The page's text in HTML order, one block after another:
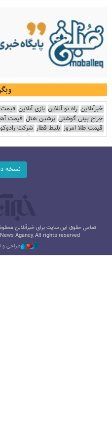
خبرآنلاین راه نو آنلاین بازی آنلاین قیمت
جراح بینی گوشتی پرشین هتل قیمت
قیمت طلا امروز بلیط قطار شرکت رادوکو
نسخه
تمامی حقوق این سایت برای خبرآنلاین
Agancy, All rights reserved
طراحی و